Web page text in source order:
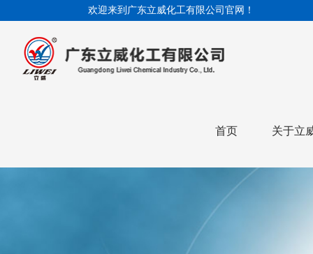
欢迎来到广东立威化工有限公司官网！
首页 关于立